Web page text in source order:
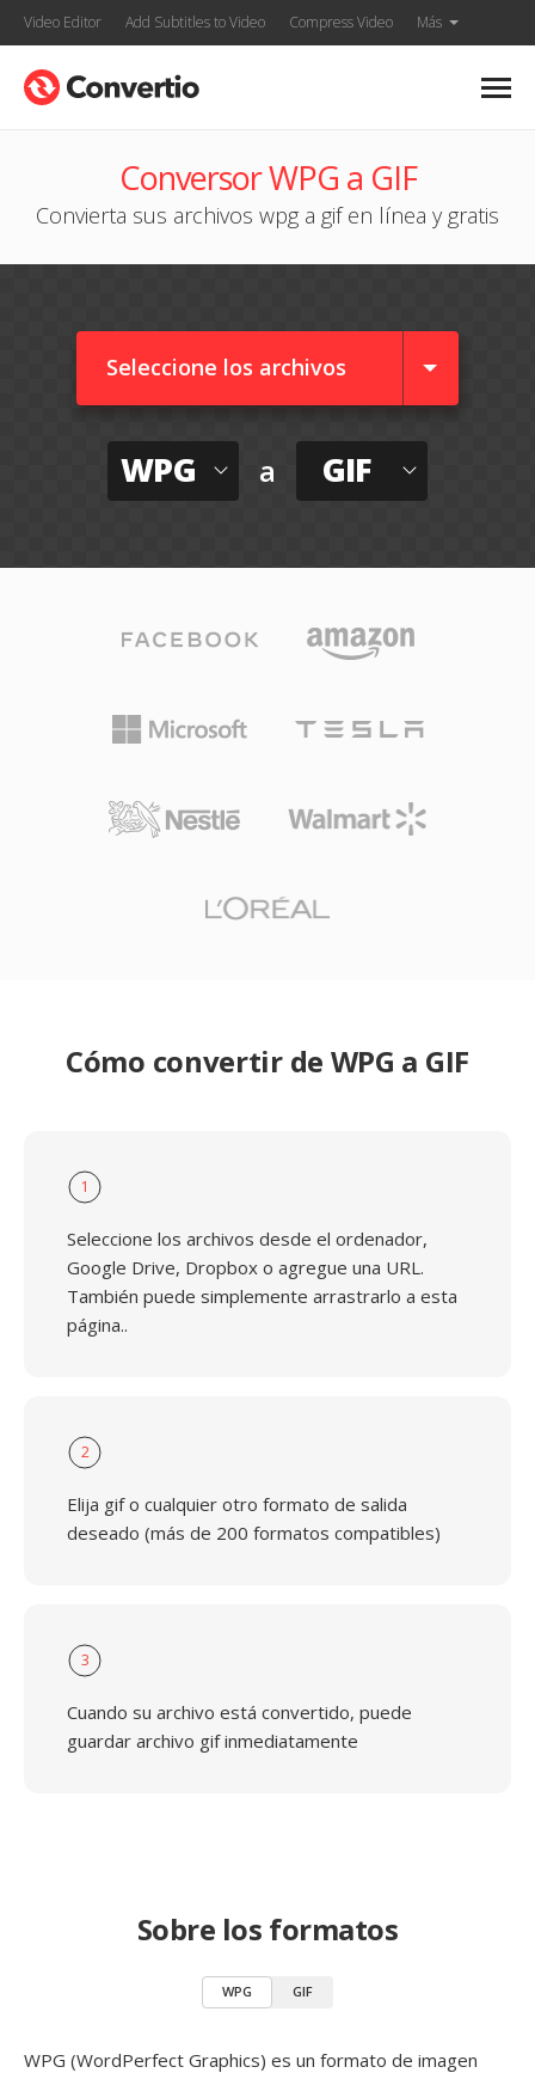
Video Editor Add Subtitles to Video Compress Video Más
Conversor WPG a GIF
Convierta sus archivos wpg a gif en línea y gratis
Seleccione los archivos
WPG a GIF
Cómo convertir de WPG a GIF
1
Seleccione los archivos desde el ordenador,
Google Drive, Dropbox o agregue una URL.
También puede simplemente arrastrarlo a esta
página..
2
Elija gif o cualquier otro formato de salida
deseado (más de 200 formatos compatibles)
3
Cuando su archivo está convertido, puede
guardar archivo gif inmediatamente
Sobre los formatos
WPG GIF
WPG (WordPerfect Graphics) es un formato de imagen